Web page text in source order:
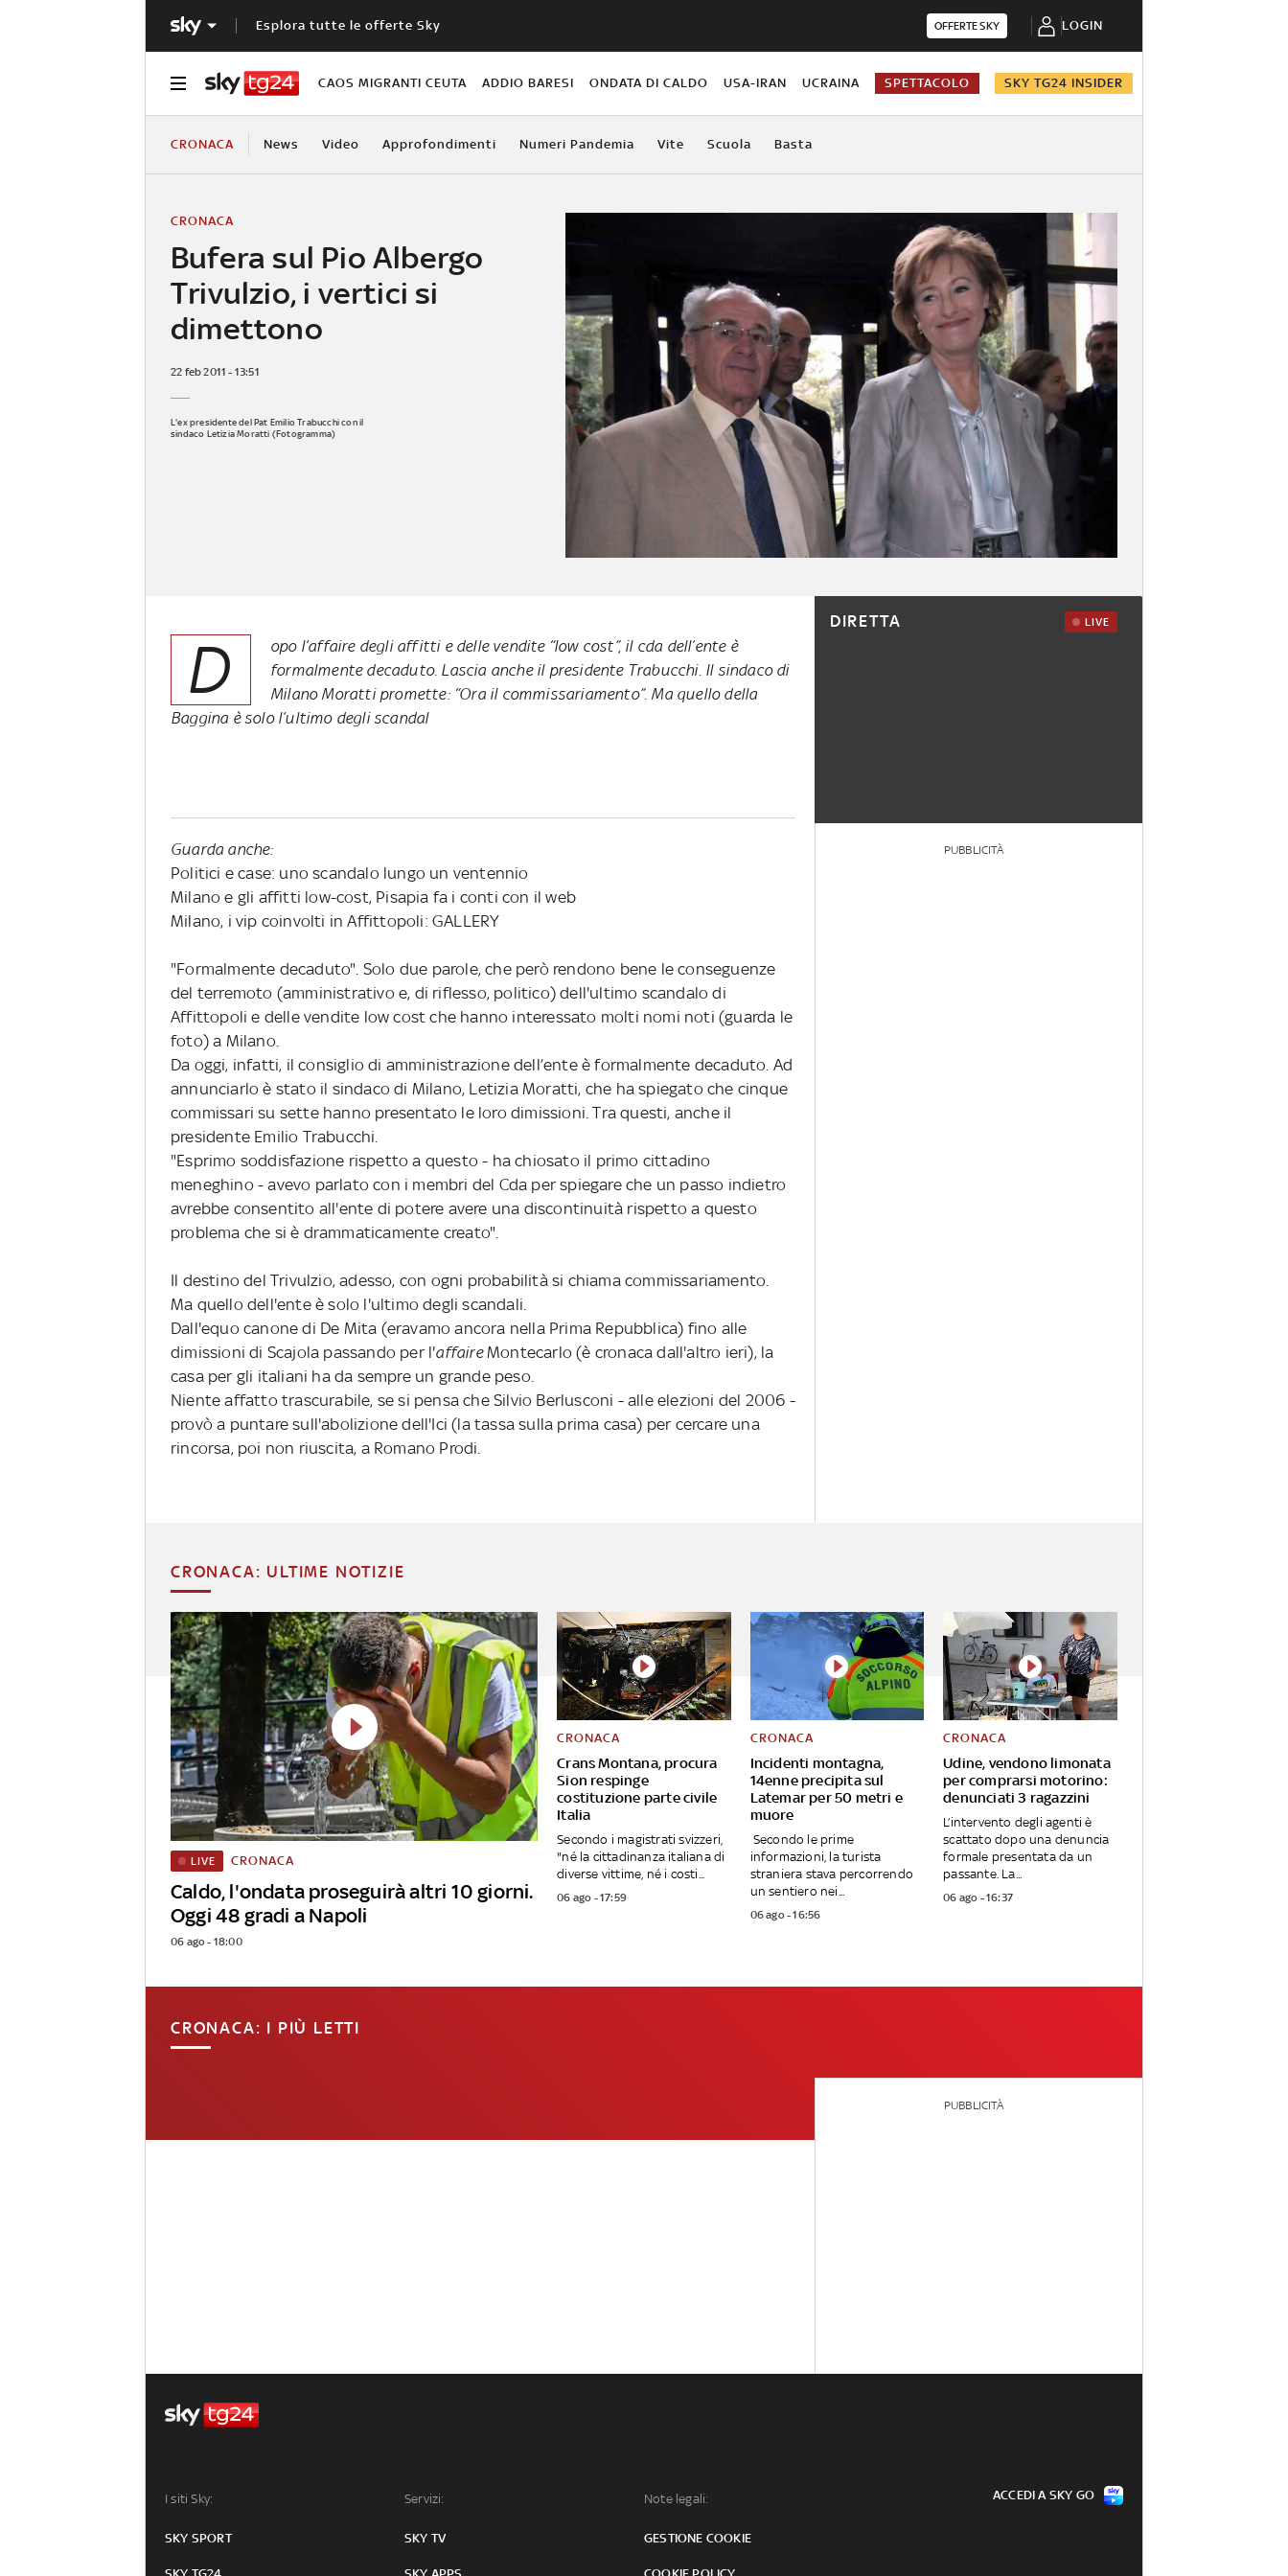
Esplora tutte le offerte Sky OFFERTE SKY LOGIN
CAOS MIGRANTI CEUTA ADDIO BARESI ONDATA DI CALDO USA-IRAN UCRAINA SPETTACOLO SKY TG24 INSIDER
CRONACA News Video Approfondimenti Numeri Pandemia Vite Scuola Basta
Bufera sul Pio Albergo
Trivulzio, i vertici si
dimettono
CRONACA
22 feb 2011 - 13:51
L'ex presidente del Pat Emilio Trabucchi con il
sindaco Letizia Moratti (Fotogramma)
D
opo l’affaire degli affitti e delle vendite “low cost”, il cda dell’ente è
formalmente decaduto. Lascia anche il presidente Trabucchi. Il sindaco di
Milano Moratti promette: “Ora il commissariamento”. Ma quello della
Baggina è solo l’ultimo degli scandal
Guarda anche:
Politici e case: uno scandalo lungo un ventennio
Milano e gli affitti low-cost, Pisapia fa i conti con il web
Milano, i vip coinvolti in Affittopoli: GALLERY
"Formalmente decaduto". Solo due parole, che però rendono bene le conseguenze
del terremoto (amministrativo e, di riflesso, politico) dell'ultimo scandalo di
Affittopoli e delle vendite low cost che hanno interessato molti nomi noti (guarda le
foto) a Milano.
Da oggi, infatti, il consiglio di amministrazione dell’ente è formalmente decaduto. Ad
annunciarlo è stato il sindaco di Milano, Letizia Moratti, che ha spiegato che cinque
commissari su sette hanno presentato le loro dimissioni. Tra questi, anche il
presidente Emilio Trabucchi.
"Esprimo soddisfazione rispetto a questo - ha chiosato il primo cittadino
meneghino - avevo parlato con i membri del Cda per spiegare che un passo indietro
avrebbe consentito all'ente di potere avere una discontinuità rispetto a questo
problema che si è drammaticamente creato".
Il destino del Trivulzio, adesso, con ogni probabilità si chiama commissariamento.
Ma quello dell'ente è solo l'ultimo degli scandali.
Dall'equo canone di De Mita (eravamo ancora nella Prima Repubblica) fino alle
dimissioni di Scajola passando per l'affaireMontecarlo (è cronaca dall'altro ieri), la
casa per gli italiani ha da sempre un grande peso.
Niente affatto trascurabile, se si pensa che Silvio Berlusconi - alle elezioni del 2006 -
provò a puntare sull'abolizione dell'Ici (la tassa sulla prima casa) per cercare una
rincorsa, poi non riuscita, a Romano Prodi.
DIRETTA LIVE
PUBBLICITÀ
CRONACA: ULTIME NOTIZIE
Caldo, l'ondata proseguirà altri 10 giorni.
Oggi 48 gradi a Napoli
LIVE CRONACA
06 ago - 18:00
Crans Montana, procura
Sion respinge
costituzione parte civile
Italia
CRONACA
Secondo i magistrati svizzeri,
"né la cittadinanza italiana di
diverse vittime, né i costi...
06 ago - 17:59
Incidenti montagna,
14enne precipita sul
Latemar per 50 metri e
muore
CRONACA
Secondo le prime
informazioni, la turista
straniera stava percorrendo
un sentiero nei...
06 ago - 16:56
Udine, vendono limonata
per comprarsi motorino:
denunciati 3 ragazzini
CRONACA
L’intervento degli agenti è
scattato dopo una denuncia
formale presentata da un
passante. La...
06 ago - 16:37
CRONACA: I PIÙ LETTI
PUBBLICITÀ
I siti Sky:
SKY SPORT
Servizi:
SKY TV
Note legali:
GESTIONE COOKIE
ACCEDI A SKY GO